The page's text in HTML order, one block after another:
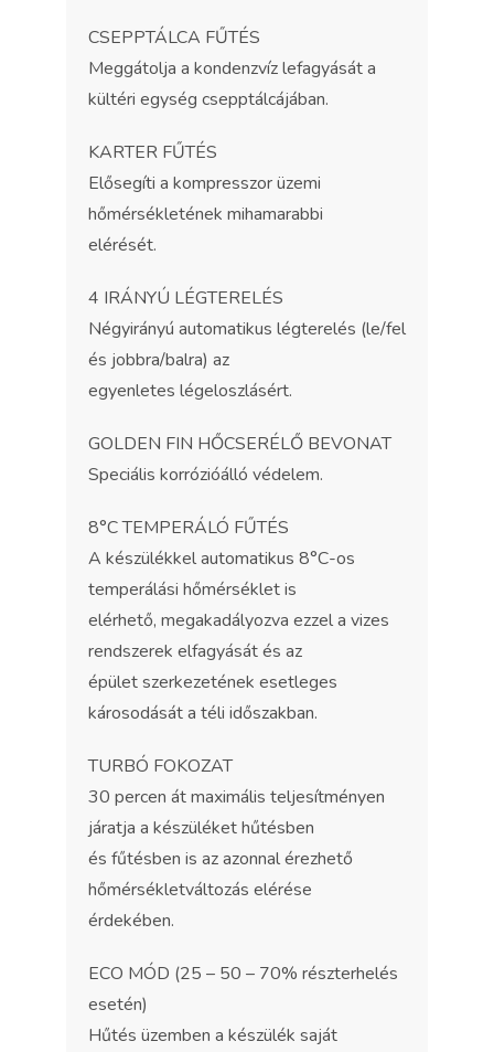
CSEPPTÁLCA FŰTÉS
Meggátolja a kondenzvíz lefagyását a
kültéri egység csepptálcájában.
KARTER FŰTÉS
Elősegíti a kompresszor üzemi
hőmérsékletének mihamarabbi
elérését.
4 IRÁNYÚ LÉGTERELÉS
Négyirányú automatikus légterelés (le/fel
és jobbra/balra) az
egyenletes légeloszlásért.
GOLDEN FIN HŐCSERÉLŐ BEVONAT
Speciális korrózióálló védelem.
8°C TEMPERÁLÓ FŰTÉS
A készülékkel automatikus 8°C-os
temperálási hőmérséklet is
elérhető, megakadályozva ezzel a vizes
rendszerek elfagyását és az
épület szerkezetének esetleges
károsodását a téli időszakban.
TURBÓ FOKOZAT
30 percen át maximális teljesítményen
járatja a készüléket hűtésben
és fűtésben is az azonnal érezhető
hőmérsékletváltozás elérése
érdekében.
ECO MÓD (25 – 50 – 70% részterhelés
esetén)
Hűtés üzemben a készülék saját